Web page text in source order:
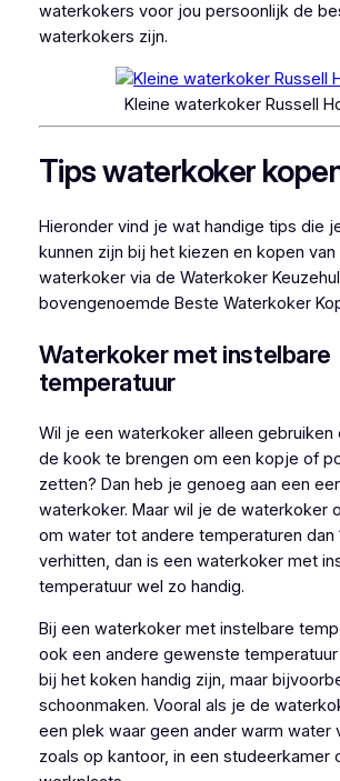
waterkokers voor jou persoonlijk de
waterkokers zijn.
Kleine waterkoker Russell
Tips waterkoker
Hieronder vind je wat handige tips die
kunnen zijn bij het kiezen en kopen
waterkoker via de Waterkoker
bovengenoemde Beste Waterkoker
Waterkoker met instelbare
temperatuur
Wil je een waterkoker alleen gebruiken
de kook te brengen om een kopje of
zetten? Dan heb je genoeg aan een
waterkoker. Maar wil je de waterkoker
om water tot andere temperaturen dan
verhitten, dan is een waterkoker met
temperatuur wel zo handig.
Bij een waterkoker met instelbare
ook een andere gewenste temperatuur
bij het koken handig zijn, maar
schoonmaken. Vooral als je de
een plek waar geen ander warm water
zoals op kantoor, in een studeerkamer